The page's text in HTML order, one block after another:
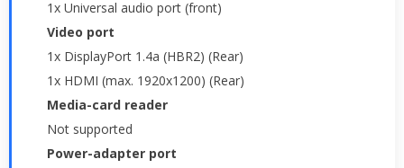
1x Universal audio port (front)
Video port
1x DisplayPort 1.4a (HBR2) (Rear)
1x HDMI (max. 1920x1200) (Rear)
Media-card reader
Not supported
Power-adapter port